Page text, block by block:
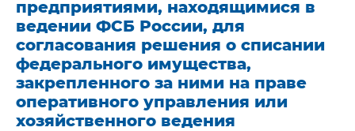
предприятиями, находящимися в
ведении ФСБ России, для
согласования решения о списании
федерального имущества,
закрепленного за ними на праве
оперативного управления или
хозяйственного ведения